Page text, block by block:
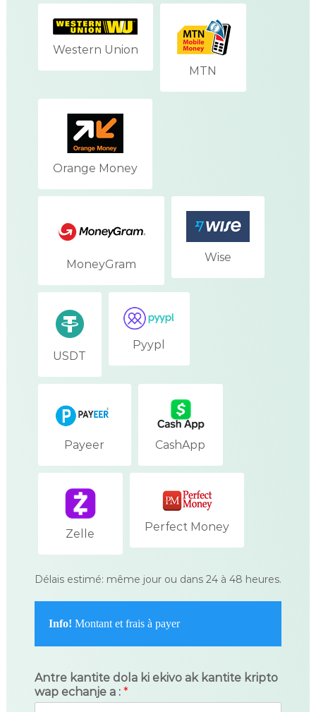
Western Union
MTN
Orange Money
MoneyGram
Wise
USDT
Pyypl
Payeer CashApp
Zelle
Perfect Money
Délais estimé: même jour ou dans 24 à 48 heures.
Info! Montant et frais à payer
Antre kantite dola ki ekivo ak kantite kripto
wap echanje a : *